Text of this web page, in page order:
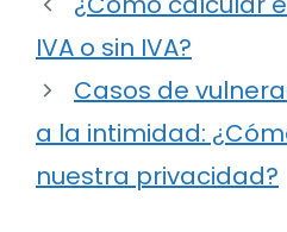
IVA o sin IVA?
Casos de
a la intimidad:
nuestra privacidad?